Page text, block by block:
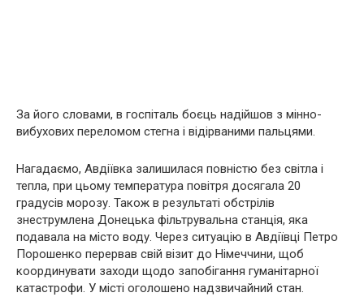
За його словами, в госпіталь боєць надійшов з мінно-
вибухових переломом стегна і відірваними пальцями.
Нагадаємо, Авдіївка залишилася повністю без світла і
тепла, при цьому температура повітря досягала 20
градусів морозу. Також в результаті обстрілів
знеструмлена Донецька фільтрувальна станція, яка
подавала на місто воду. Через ситуацію в Авдіївці Петро
Порошенко перервав свій візит до Німеччини, щоб
координувати заходи щодо запобігання гуманітарної
катастрофи. У місті оголошено надзвичайний стан.